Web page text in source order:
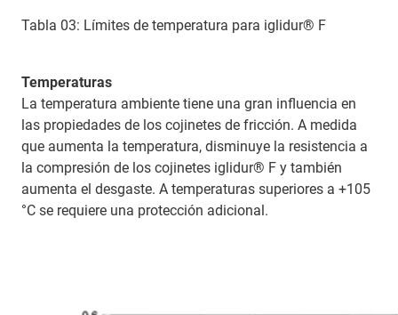
Tabla 03: Límites de temperatura para iglidur® F
Temperaturas
La temperatura ambiente tiene una gran influencia en
las propiedades de los cojinetes de fricción. A medida
que aumenta la temperatura, disminuye la resistencia a
la compresión de los cojinetes iglidur® F y también
aumenta el desgaste. A temperaturas superiores a +105
°C se requiere una protección adicional.